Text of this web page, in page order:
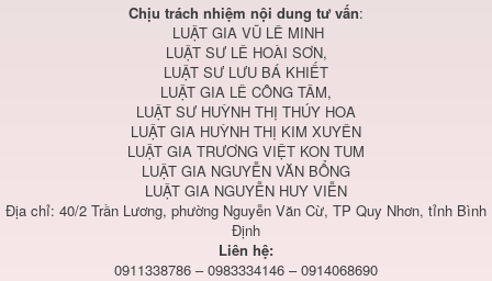
Chịu trách nhiệm nội dung tư vấn:
LUẬT GIA VŨ LÊ MINH
LUẬT SƯ LÊ HOÀI SƠN,
LUẬT SƯ LƯU BÁ KHIẾT
LUẬT GIA LÊ CÔNG TÂM,
LUẬT SƯ HUỲNH THỊ THÚY HOA
LUẬT GIA HUỲNH THỊ KIM XUYÊN
LUẬT GIA TRƯƠNG VIỆT KON TUM
LUẬT GIA NGUYỄN VĂN BỔNG
LUẬT GIA NGUYỄN HUY VIỄN
Địa chỉ: 40/2 Trần Lương, phường Nguyễn Văn Cừ, TP Quy Nhơn, tỉnh Bình
Định
Liên hệ:
0911338786 – 0983334146 – 0914068690